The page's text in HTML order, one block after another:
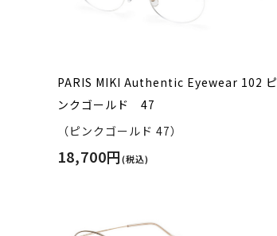
PARIS MIKI Authentic Eyewear 102 ピ
ンクゴールド 47
（ピンクゴールド 47）
18,700円(税込)